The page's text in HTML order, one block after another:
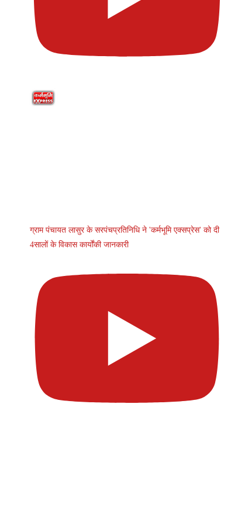
ग्राम पंचायत लासुर के सरपंचप्रतिनिधि ने 'कर्मभूमि एक्सप्रेस' को दी
4सालों के विकास कार्योंकी जानकारी